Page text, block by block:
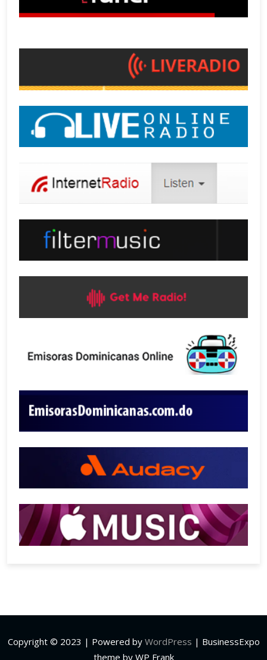
Copyright © 2023 | Powered by WordPress | BusinessExpo
theme by WP Frank